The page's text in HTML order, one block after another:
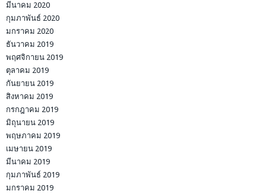
มีนาคม 2020
กุมภาพันธ์ 2020
มกราคม 2020
ธันวาคม 2019
พฤศจิกายน 2019
ตุลาคม 2019
กันยายน 2019
สิงหาคม 2019
กรกฎาคม 2019
มิถุนายน 2019
พฤษภาคม 2019
เมษายน 2019
มีนาคม 2019
กุมภาพันธ์ 2019
มกราคม 2019